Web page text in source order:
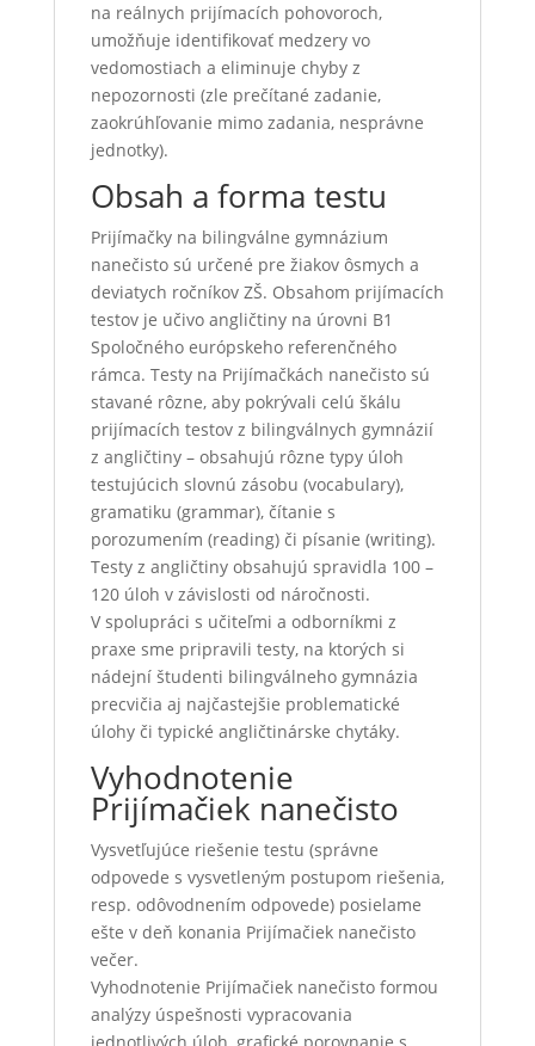
na reálnych prijímacích pohovoroch,
umožňuje identifikovať medzery vo
vedomostiach a eliminuje chyby z
nepozornosti (zle prečítané zadanie,
zaokrúhľovanie mimo zadania, nesprávne
jednotky).
Obsah a forma testu
Prijímačky na bilingválne gymnázium
nanečisto sú určené pre žiakov ôsmych a
deviatych ročníkov ZŠ. Obsahom prijímacích
testov je učivo angličtiny na úrovni B1
Spoločného európskeho referenčného
rámca. Testy na Prijímačkách nanečisto sú
stavané rôzne, aby pokrývali celú škálu
prijímacích testov z bilingválnych gymnázií
z angličtiny – obsahujú rôzne typy úloh
testujúcich slovnú zásobu (vocabulary),
gramatiku (grammar), čítanie s
porozumením (reading) či písanie (writing).
Testy z angličtiny obsahujú spravidla 100 –
120 úloh v závislosti od náročnosti.
V spolupráci s učiteľmi a odborníkmi z
praxe sme pripravili testy, na ktorých si
nádejní študenti bilingválneho gymnázia
precvičia aj najčastejšie problematické
úlohy či typické angličtinárske chytáky.
Vyhodnotenie
Prijímačiek nanečisto
Vysvetľujúce riešenie testu (správne
odpovede s vysvetleným postupom riešenia,
resp. odôvodnením odpovede) posielame
ešte v deň konania Prijímačiek nanečisto
večer.
Vyhodnotenie Prijímačiek nanečisto formou
analýzy úspešnosti vypracovania